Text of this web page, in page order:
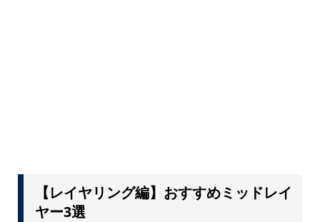
【レイヤリング編】おすすめミッドレイ
ヤー3選